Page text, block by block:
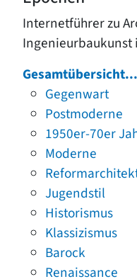
Internetführer zu
Ingenieurbaukunst
Gesamtübersicht...
Gegenwart
Postmoderne
1950er-70er
Moderne
Jugendstil
Historismus
Klassizismus
Barock
Renaissance